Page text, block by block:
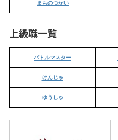
まものつかい
上級職一覧
バトルマスター
けんじゃ
ゆうしゃ